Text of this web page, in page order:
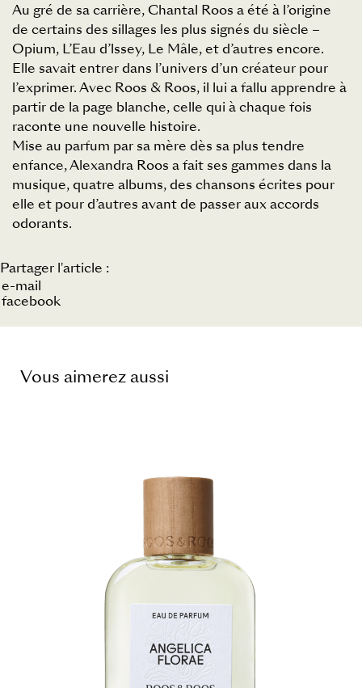
Au gré de sa carrière, Chantal Roos a été à l’origine
de certains des sillages les plus signés du siècle –
Opium, L’Eau d’lssey, Le Mâle, et d’autres encore.
Elle savait entrer dans l’univers d’un créateur pour
l’exprimer. Avec Roos & Roos, il lui a fallu apprendre à
partir de la page blanche, celle qui à chaque fois
raconte une nouvelle histoire.
Mise au parfum par sa mère dès sa plus tendre
enfance, Alexandra Roos a fait ses gammes dans la
musique, quatre albums, des chansons écrites pour
elle et pour d’autres avant de passer aux accords
odorants.
Partager l'article :
e-mail
facebook
Vous aimerez aussi